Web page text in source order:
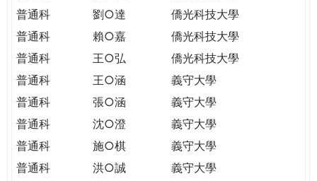
普通科
劉○達
僑光科技大學
普通科
賴○嘉
僑光科技大學
普通科
王○弘
僑光科技大學
普通科
王○涵
義守大學
普通科
張○涵
義守大學
普通科
沈○澄
義守大學
普通科
施○棋
義守大學
普通科
洪○誠
義守大學